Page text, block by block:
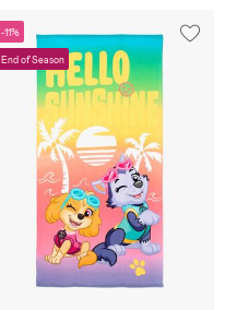
-11%
End of Season